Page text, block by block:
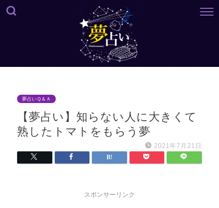
夢占いＱ＆Ａ
【夢占い】知らない人に大きくて
熟したトマトをもらう夢
2021年7月21日
スポンサーリンク